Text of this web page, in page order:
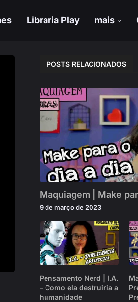
Libraria Play mais
POSTS RELACIONADOS
Maquiagem | Make
9 de março de 2023
Pensamento Nerd | I.A.
– Como ela destruiria a
humanidade